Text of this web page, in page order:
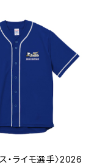
・ライモ選手〉2026